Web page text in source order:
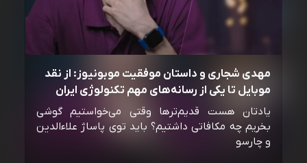
مهدی شجاری و داستان موفقیت موبونیوز: از نقد
موبایل تا یکی از رسانه‌‌های مهم تکنولوژی ایران
یادتان هست قدیم‌ترها وقتی می‌خواستیم گوشی
بخریم چه مکافاتی داشتیم؟ باید توی پاساژ علاءالدین
و چارسو